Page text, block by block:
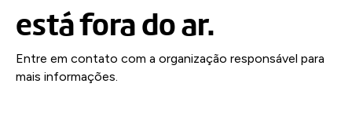
está fora do ar.
Entre em contato com a organização responsável para
mais informações.